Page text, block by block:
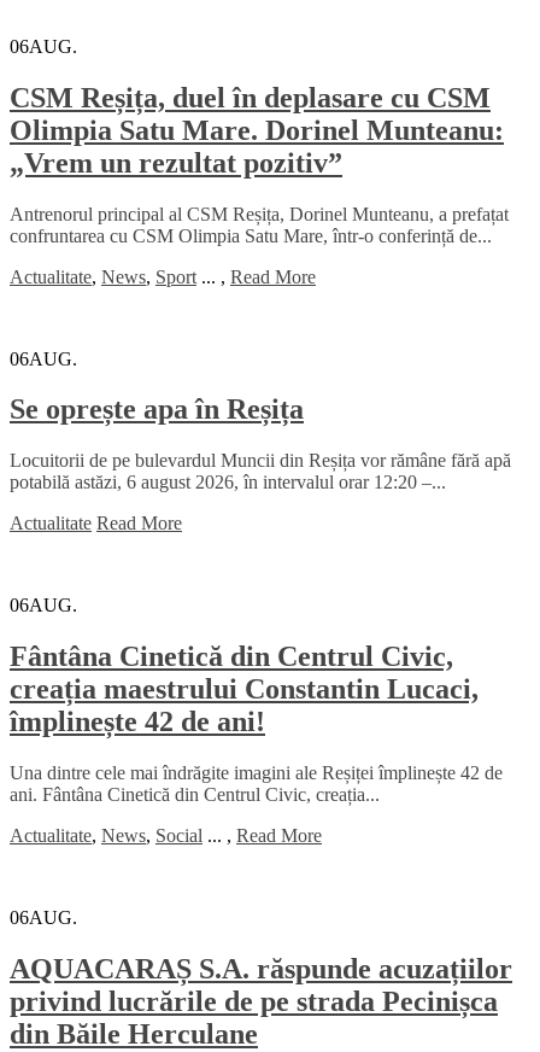
06AUG.
CSM Reșița, duel în deplasare cu CSM
Olimpia Satu Mare. Dorinel Munteanu:
„Vrem un rezultat pozitiv”
Antrenorul principal al CSM Reșița, Dorinel Munteanu, a prefațat
confruntarea cu CSM Olimpia Satu Mare, într-o conferință de...
Actualitate, News, Sport ... , Read More
06AUG.
Se oprește apa în Reșița
Locuitorii de pe bulevardul Muncii din Reșița vor rămâne fără apă
potabilă astăzi, 6 august 2026, în intervalul orar 12:20 –...
Actualitate Read More
06AUG.
Fântâna Cinetică din Centrul Civic,
creația maestrului Constantin Lucaci,
împlinește 42 de ani!
Una dintre cele mai îndrăgite imagini ale Reșiței împlinește 42 de
ani. Fântâna Cinetică din Centrul Civic, creația...
Actualitate, News, Social ... , Read More
06AUG.
AQUACARAȘ S.A. răspunde acuzațiilor
privind lucrările de pe strada Pecinișca
din Băile Herculane